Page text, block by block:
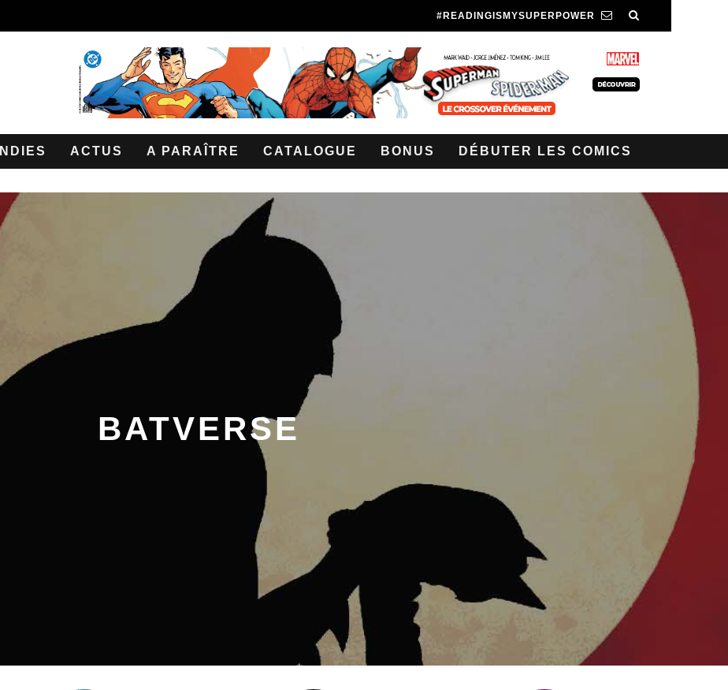
#READINGISMYSUPERPOWER
INDIES ACTUS A PARAÎTRE CATALOGUE BONUS DÉBUTER LES COMICS
BATVERSE